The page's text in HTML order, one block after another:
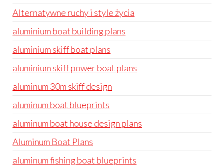
Alternatywne ruchy i style życia
aluminium boat building plans
aluminium skiff boat plans
aluminium skiff power boat plans
aluminum 30m skiff design
aluminum boat blueprints
aluminum boat house design plans
Aluminum Boat Plans
aluminum fishing boat blueprints